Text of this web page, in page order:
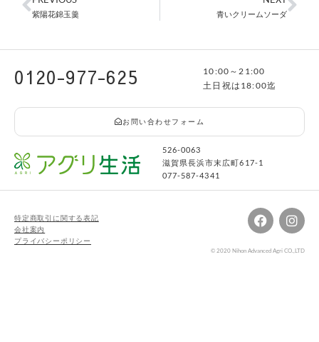
紫陽花錦玉羹 青いクリームソーダ
0120-977-625
10:00～21:00
土日祝は18:00迄
お問い合わせフォーム
526-0063
滋賀県長浜市末広町617-1
077-587-4341
特定商取引に関する表記
会社案内
プライバシーポリシー
© 2020 Nihon Advanced Agri CO.,LTD